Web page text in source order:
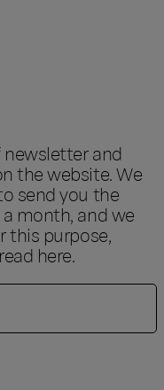
and
the website. We
send you the
month, and we
this purpose,
here.